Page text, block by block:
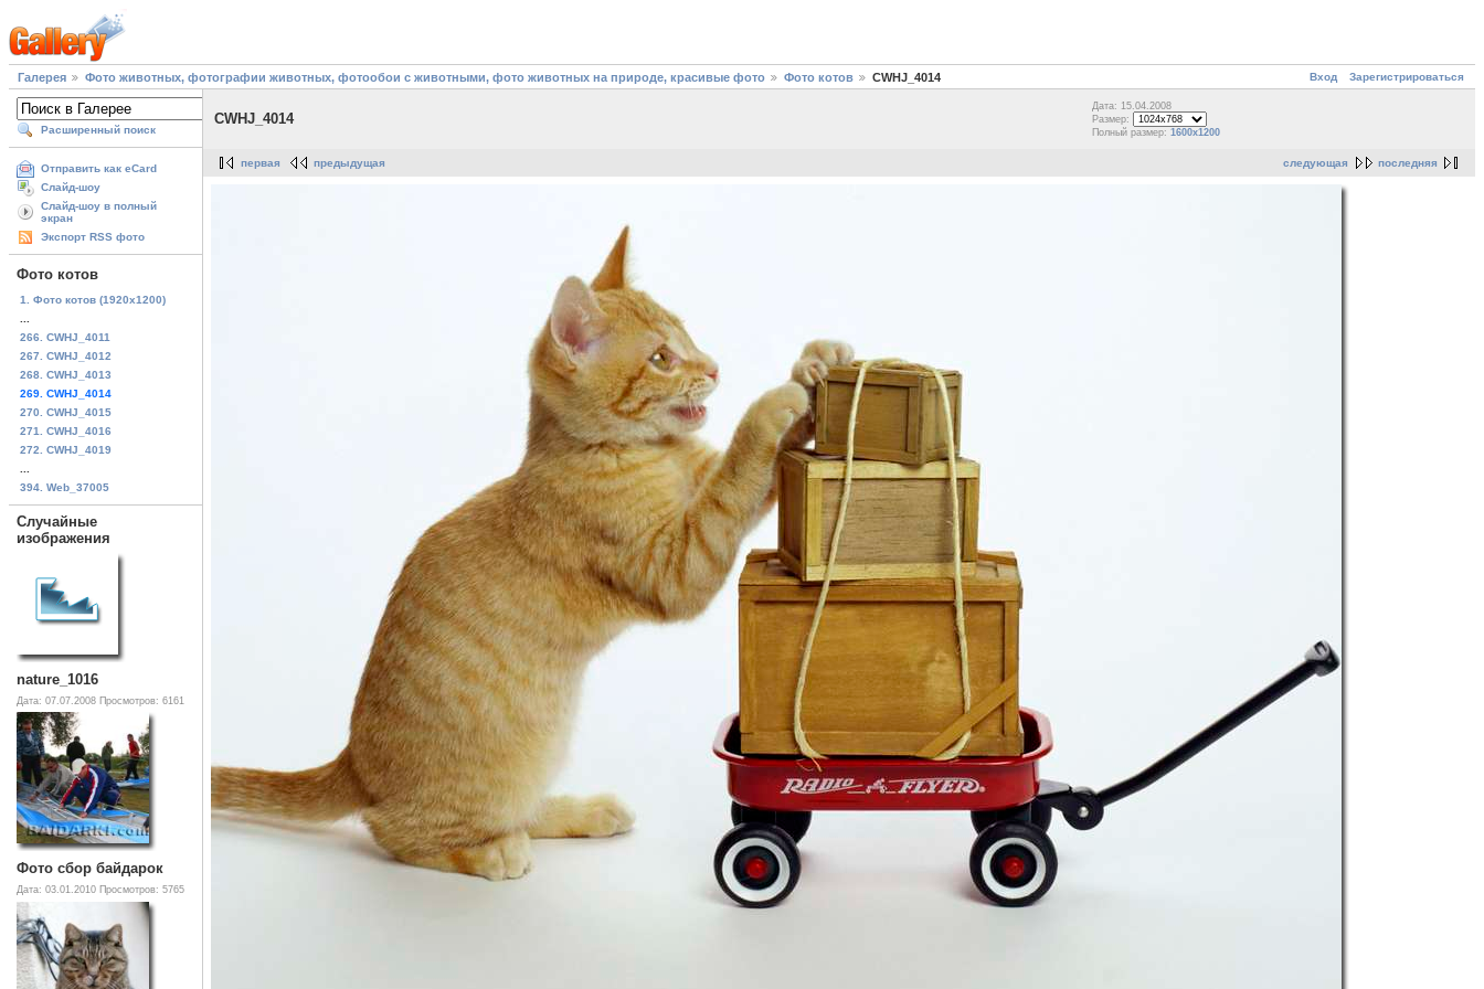
Вход Зарегистрироваться
Галерея Фото животных, фотографии животных, фотообои с животными, фото животных на природе, красивые фото Фото котов CWHJ_4014
Расширенный поиск
Отправить как eCard
Слайд-шоу
Слайд-шоу в полный
экран
Экспорт RSS фото
Фото котов
1. Фото котов (1920х1200)
266. CWHJ_4011
267. CWHJ_4012
268. CWHJ_4013
269. CWHJ_4014
270. CWHJ_4015
271. CWHJ_4016
272. CWHJ_4019
394. Web_37005
Случайные
изображения
nature_1016
Дата: 07.07.2008 Просмотров: 6161
Фото сбор байдарок
Дата: 03.01.2010 Просмотров: 5765
CWHJ_4014
Дата: 15.04.2008
Размер:
Полный размер: 1600x1200
следующая последняя
первая предыдущая